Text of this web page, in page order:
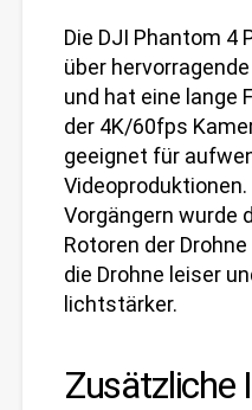
Die DJI Phantom 4
über
und hat eine lange
der 4K/60fps
geeignet für
Videoproduktionen.
Vorgängern wurde
Rotoren der
die Drohne leiser
lichtstärker.
Zusätzliche